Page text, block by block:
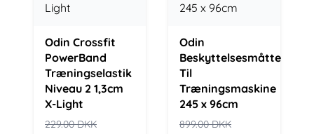
Odin Crossfit
PowerBand
Træningselastik
Niveau 2 1,3cm
X-Light
229.00DKK
Odin
Beskyttelsesmåtte
Til
Træningsmaskine
245 x 96cm
899.00DKK